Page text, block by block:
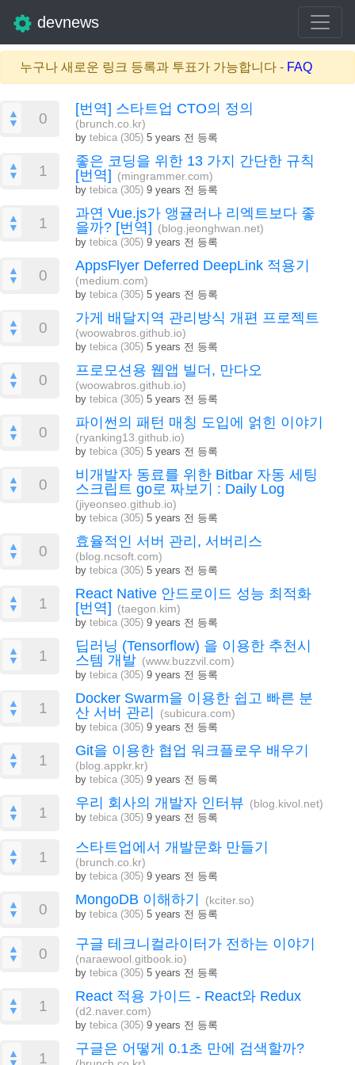
devnews
누구나 새로운 링크 등록과 투표가 가능합니다 - FAQ
▲
▼ 0
[번역] 스타트업 CTO의 정의
(brunch.co.kr)
by tebica (305) 5 years 전 등록
▲
▼ 1
좋은 코딩을 위한 13 가지 간단한 규칙
[번역]
(mingrammer.com)
by tebica (305) 9 years 전 등록
▲
▼ 1
과연 Vue.js가 앵귤러나 리엑트보다 좋
을까? [번역]
(blog.jeonghwan.net)
by tebica (305) 9 years 전 등록
▲
▼ 0
AppsFlyer Deferred DeepLink 적용기
(medium.com)
by tebica (305) 5 years 전 등록
▲
▼ 0
가게 배달지역 관리방식 개편 프로젝트
(woowabros.github.io)
by tebica (305) 5 years 전 등록
▲
▼ 0
프로모션용 웹앱 빌더, 만다오
(woowabros.github.io)
by tebica (305) 5 years 전 등록
▲
▼ 0
파이썬의 패턴 매칭 도입에 얽힌 이야기
(ryanking13.github.io)
by tebica (305) 5 years 전 등록
▲
▼ 0
비개발자 동료를 위한 Bitbar 자동 세팅
스크립트 go로 짜보기 : Daily Log
(jiyeonseo.github.io)
by tebica (305) 5 years 전 등록
▲
▼ 0
효율적인 서버 관리, 서버리스
(blog.ncsoft.com)
by tebica (305) 5 years 전 등록
▲
▼ 1
React Native 안드로이드 성능 최적화
[번역]
(taegon.kim)
by tebica (305) 9 years 전 등록
▲
▼ 1
딥러닝 (Tensorflow) 을 이용한 추천시
스템 개발 (www.buzzvil.com)
by tebica (305) 9 years 전 등록
▲
▼ 1
Docker Swarm을 이용한 쉽고 빠른 분
산 서버 관리
(subicura.com)
by tebica (305) 9 years 전 등록
▲
▼ 1
Git을 이용한 협업 워크플로우 배우기
(blog.appkr.kr)
by tebica (305) 9 years 전 등록
▲
▼ 1
우리 회사의 개발자 인터뷰 (blog.kivol.net)
by tebica (305) 9 years 전 등록
▲
▼ 1
스타트업에서 개발문화 만들기
(brunch.co.kr)
by tebica (305) 9 years 전 등록
▲
▼ 0
MongoDB 이해하기 (kciter.so)
by tebica (305) 5 years 전 등록
▲
▼ 0
구글 테크니컬라이터가 전하는 이야기
(naraewool.gitbook.io)
by tebica (305) 5 years 전 등록
▲
▼ 1
React 적용 가이드 - React와 Redux
(d2.naver.com)
by tebica (305) 9 years 전 등록
▲ 1
구글은 어떻게 0.1초 만에 검색할까?